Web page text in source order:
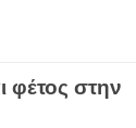
φέτος στην